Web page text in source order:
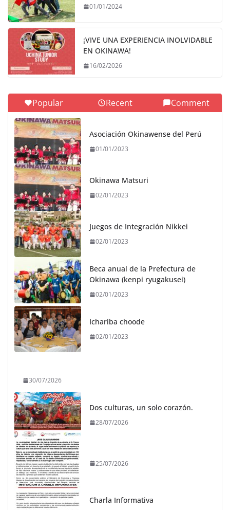
01/01/2024
¡VIVE UNA EXPERIENCIA INOLVIDABLE
EN OKINAWA!
16/02/2026
Popular Recent Comment
Asociación Okinawense del Perú
01/01/2023
Okinawa Matsuri
02/01/2023
Juegos de Integración Nikkei
02/01/2023
Beca anual de la Prefectura de
Okinawa (kenpi ryugakusei)
02/01/2023
Ichariba choode
02/01/2023
30/07/2026
Dos culturas, un solo corazón.
28/07/2026
25/07/2026
Charla Informativa